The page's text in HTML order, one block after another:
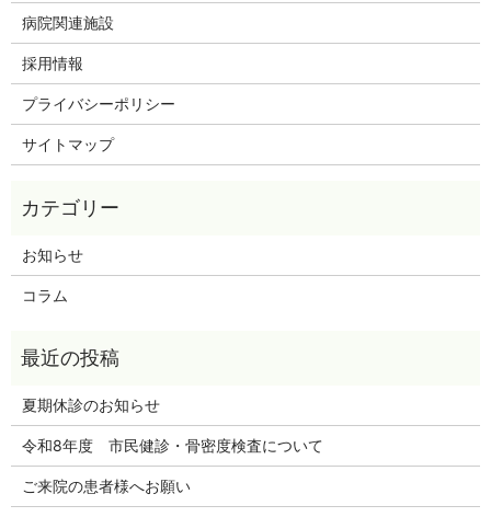
病院関連施設
採用情報
プライバシーポリシー
サイトマップ
お知らせ
コラム
夏期休診のお知らせ
令和8年度 市民健診・骨密度検査について
ご来院の患者様へお願い